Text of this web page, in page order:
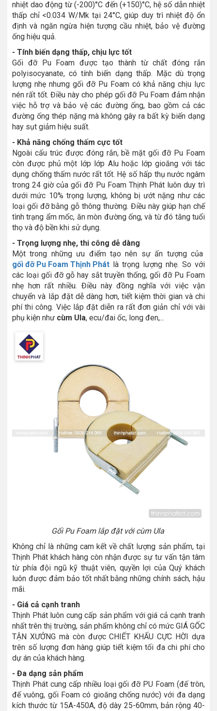
nhiệt dao động từ (-200)°C đến (+150)°C, hệ số dẫn nhiệt
thấp chỉ <0.034 W/Mk tại 24°C, giúp duy trì nhiệt độ ổn
định và ngăn ngừa hiện tượng cầu nhiệt, bảo vệ đường
ống hiệu quả.
- Tính biến dạng thấp, chịu lực tốt
Gối đỡ Pu Foam được tạo thành từ chất đóng rắn
polyisocyanate, có tính biến dạng thấp. Mặc dù trọng
lượng nhẹ nhưng gối đỡ Pu Foam có khả năng chịu lực
nén rất tốt. Điều này cho phép gối đỡ Pu Foam đảm nhận
việc hỗ trợ và bảo vệ các đường ống, bao gồm cả các
đường ống thép nặng mà không gây ra bất kỳ biến dạng
hay sụt giảm hiệu suất.
- Khả năng chống thấm cực tốt
Ngoài cấu trúc được đóng rắn, bề mặt gối đỡ Pu Foam
còn được phủ một lớp lớp Alu hoặc lớp gioăng với tác
dụng chống thấm nước rất tốt. Hệ số hấp thụ nước ngâm
trong 24 giờ của gối đỡ Pu Foam Thịnh Phát luôn duy trì
dưới mức 10% trọng lượng, không bị ướt nặng như các
loại gối đỡ bằng gỗ thông thường. Điều này giúp hạn chế
tình trạng ẩm mốc, ăn mòn đường ống, và từ đó tăng tuổi
thọ và độ bền khi sử dụng.
- Trọng lượng nhẹ, thi công dễ dàng
Một trong những ưu điểm tạo nên sự ấn tượng của
gối đỡ Pu Foam Thịnh Phát là trọng lượng nhẹ. So với
các loại gối đỡ gỗ hay sắt truyền thống, gối đỡ Pu Foam
nhẹ hơn rất nhiều. Điều này đồng nghĩa với việc vận
chuyển và lắp đặt dễ dàng hơn, tiết kiệm thời gian và chi
phí thi công. Việc lắp đặt diễn ra rất đơn giản chỉ với vài
phụ kiện như cùm Ula, ecu/đai ốc, long đen,...
Gối Pu Foam lắp đặt với cùm Ula
Không chỉ là những cam kết về chất lượng sản phẩm, tại
Thịnh Phát khách hàng còn nhận được sự tư vấn tận tâm
từ phía đội ngũ kỹ thuật viên, quyền lợi của Quý khách
luôn được đảm bảo tốt nhất bằng những chính sách, hậu
mãi.
- Giá cả cạnh tranh
Thịnh Phát luôn cung cấp sản phẩm với giá cả cạnh tranh
nhất trên thị trường, sản phẩm không chỉ có mức GIÁ GỐC
TẬN XƯỞNG mà còn được CHIẾT KHẤU CỰC HỜI dựa
trên số lượng đơn hàng giúp tiết kiệm tối đa chi phí cho
dự án của khách hàng.
- Đa dạng sản phẩm
Thịnh Phát cung cấp nhiều loại gối đỡ PU Foam (đế tròn,
đế vuông, gối Foam có gioăng chống nước) với đa dạng
kích thước từ 15A-450A, độ dày 25-60mm, bản rộng 40-